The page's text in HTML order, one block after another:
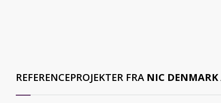
REFERENCEPROJEKTER FRA NIC DENMARK